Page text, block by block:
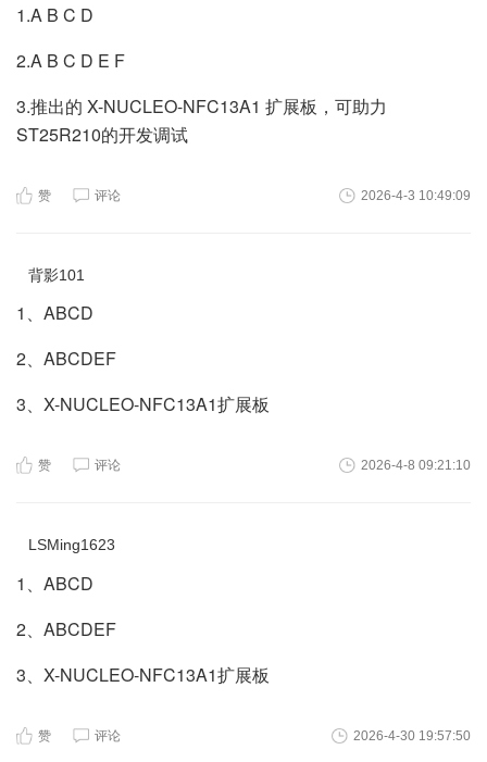
1.A B C D
2.A B C D E F
3.推出的 X-NUCLEO-NFC13A1 扩展板，可助力
ST25R210的开发调试
赞 评论 2026-4-3 10:49:09
背影101
1、ABCD
2、ABCDEF
3、X-NUCLEO-NFC13A1扩展板
赞 评论 2026-4-8 09:21:10
LSMing1623
1、ABCD
2、ABCDEF
3、X-NUCLEO-NFC13A1扩展板
赞 评论 2026-4-30 19:57:50